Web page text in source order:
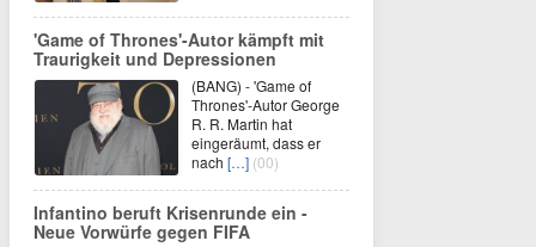
'Game of Thrones'-Autor kämpft mit
Traurigkeit und Depressionen
(BANG) - 'Game of
Thrones'-Autor George
R. R. Martin hat
eingeräumt, dass er
nach […] (00)
Infantino beruft Krisenrunde ein -
Neue Vorwürfe gegen FIFA